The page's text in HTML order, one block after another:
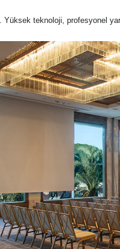
teknoloji, profesyonel